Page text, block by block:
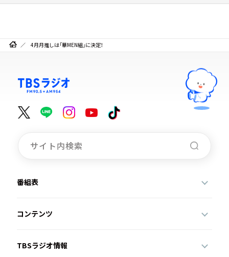
4月月推しは「華MEN組」に決定！
番組表
コンテンツ
TBSラジオ情報